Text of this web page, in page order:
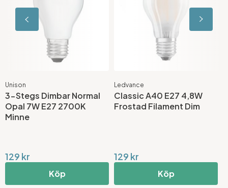
Unison
3-Stegs Dimbar Normal
Opal 7W E27 2700K
Minne
129 kr
Köp
Ledvance
Classic A40 E27 4,8W
Frostad Filament Dim
129 kr
Köp